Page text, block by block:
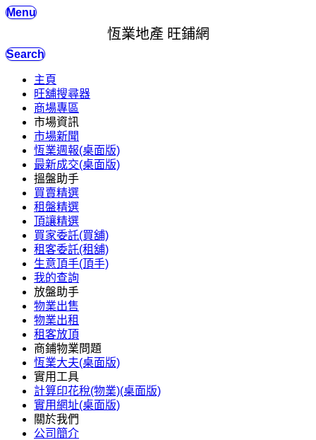
Menu
恆業地產 旺鋪網
Search
主頁
旺舖搜尋器
商場專區
市場資訊
市場新聞
恆業週報(桌面版)
最新成交(桌面版)
搵盤助手
買賣精選
租盤精選
頂讓精選
買家委託(買舖)
租客委託(租舖)
生意頂手(頂手)
我的查詢
放盤助手
物業出售
物業出租
租客放頂
商鋪物業問題
恆業大夫(桌面版)
實用工具
計算印花稅(物業)(桌面版)
實用網址(桌面版)
關於我們
公司簡介